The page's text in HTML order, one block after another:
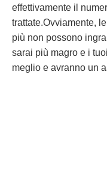
effettivamente il
trattate.Ovviamente,
più non possono
sarai più magro e i
meglio e avranno un